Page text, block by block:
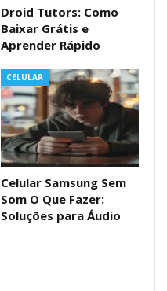
Droid Tutors: Como
Baixar Grátis e
Aprender Rápido
CELULAR
Celular Samsung Sem
Som O Que Fazer:
Soluções para Áudio